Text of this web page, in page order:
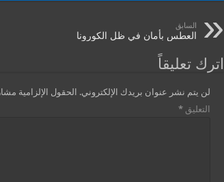
السابق
العطس بأمان في ظل الكورونا
اترك تعليقاً
لن يتم نشر عنوان بريدك الإلكتروني. الحقول الإلزامية مشار
التعليق *